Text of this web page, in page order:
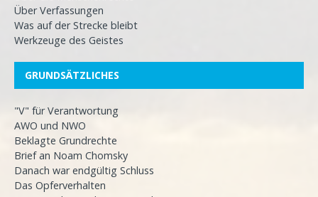
Über Verfassungen
Was auf der Strecke bleibt
Werkzeuge des Geistes
GRUNDSÄTZLICHES
"V" für Verantwortung
AWO und NWO
Beklagte Grundrechte
Brief an Noam Chomsky
Danach war endgültig Schluss
Das Opferverhalten